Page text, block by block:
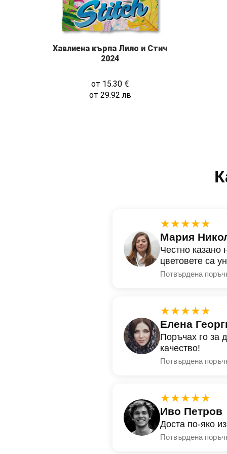
Хавлиена кърпа Лило и Стич
2024
от 15.30 €
от 29.92лв
★★★★★
Мария
Честно казано
цветовете са
Потвърдена
★★★★★
Елена
Поръчах го за
качество!
Потвърдена
★★★★★
Иво Петров
Доста по-яко
Потвърдена